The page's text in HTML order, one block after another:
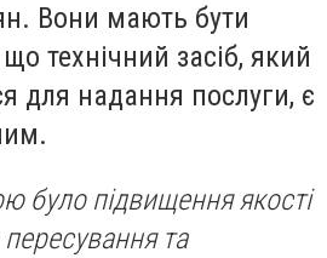
Вони мають бути
технічний засіб, який
для надання послуги, є
було підвищення якості
та